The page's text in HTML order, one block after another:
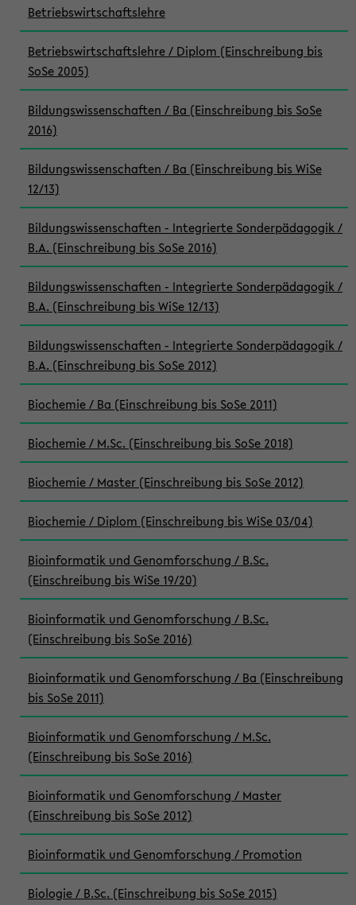
Betriebswirtschaftslehre
Betriebswirtschaftslehre / Diplom (Einschreibung bis
SoSe 2005)
Bildungswissenschaften / Ba (Einschreibung bis SoSe
2016)
Bildungswissenschaften / Ba (Einschreibung bis WiSe
12/13)
Bildungswissenschaften - Integrierte Sonderpädagogik /
B.A. (Einschreibung bis SoSe 2016)
Bildungswissenschaften - Integrierte Sonderpädagogik /
B.A. (Einschreibung bis WiSe 12/13)
Bildungswissenschaften - Integrierte Sonderpädagogik /
B.A. (Einschreibung bis SoSe 2012)
Biochemie / Ba (Einschreibung bis SoSe 2011)
Biochemie / M.Sc. (Einschreibung bis SoSe 2018)
Biochemie / Master (Einschreibung bis SoSe 2012)
Biochemie / Diplom (Einschreibung bis WiSe 03/04)
Bioinformatik und Genomforschung / B.Sc.
(Einschreibung bis WiSe 19/20)
Bioinformatik und Genomforschung / B.Sc.
(Einschreibung bis SoSe 2016)
Bioinformatik und Genomforschung / Ba (Einschreibung
bis SoSe 2011)
Bioinformatik und Genomforschung / M.Sc.
(Einschreibung bis SoSe 2016)
Bioinformatik und Genomforschung / Master
(Einschreibung bis SoSe 2012)
Bioinformatik und Genomforschung / Promotion
Biologie / B.Sc. (Einschreibung bis SoSe 2015)